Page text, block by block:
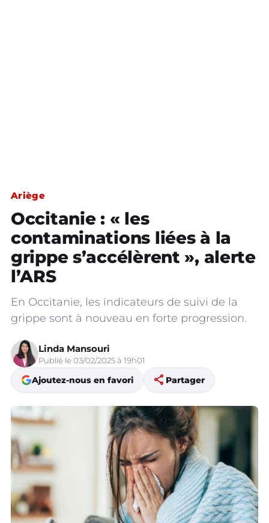
Ariège
Occitanie : « les
contaminations liées à la
grippe s’accélèrent », alerte
l’ARS
En Occitanie, les indicateurs de suivi de la
grippe sont à nouveau en forte progression.
Linda Mansouri
Publié le 03/02/2025 à 19h01
Ajoutez-nous en favori share Partager